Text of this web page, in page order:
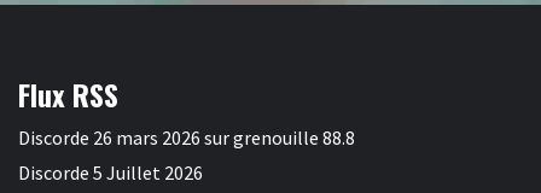
Flux RSS
Discorde 26 mars 2026 sur grenouille 88.8
Discorde 5 Juillet 2026